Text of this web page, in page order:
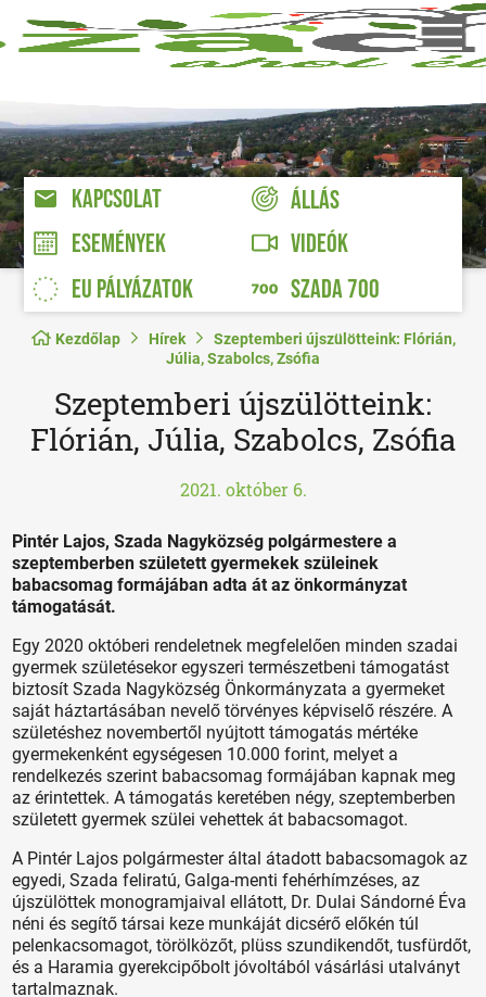
KAPCSOLAT
ÁLLÁS
ESEMÉNYEK
VIDEÓK
EU PÁLYÁZATOK
SZADA 700
Kezdőlap Hírek
Szeptemberi újszülötteink: Flórián,
Júlia, Szabolcs, Zsófia
Szeptemberi újszülötteink:
Flórián, Júlia, Szabolcs, Zsófia
2021. október 6.
Pintér Lajos, Szada Nagyközség polgármestere a
szeptemberben született gyermekek szüleinek
babacsomag formájában adta át az önkormányzat
támogatását.
Egy 2020 októberi rendeletnek megfelelően minden szadai
gyermek születésekor egyszeri természetbeni támogatást
biztosít Szada Nagyközség Önkormányzata a gyermeket
saját háztartásában nevelő törvényes képviselő részére. A
születéshez novembertől nyújtott támogatás mértéke
gyermekenként egységesen 10.000 forint, melyet a
rendelkezés szerint babacsomag formájában kapnak meg
az érintettek. A támogatás keretében négy, szeptemberben
született gyermek szülei vehettek át babacsomagot.
A Pintér Lajos polgármester által átadott babacsomagok az
egyedi, Szada feliratú, Galga-menti fehérhímzéses, az
újszülöttek monogramjaival ellátott, Dr. Dulai Sándorné Éva
néni és segítő társai keze munkáját dicsérő előkén túl
pelenkacsomagot, törölközőt, plüss szundikendőt, tusfürdőt,
és a Haramia gyerekcipőbolt jóvoltából vásárlási utalványt
tartalmaznak.